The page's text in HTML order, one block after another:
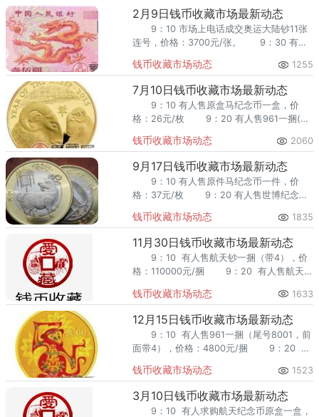
格：700元/张
2月9日钱币收藏市场最新动态
9：10 市场上电话成交奥运大陆钞11张
连号，价格：3700元/张。 9：30 有人
枚。 9：40 有人售8002一条，价格：
3.7元/枚
钱币收藏市场动态 1255
7月10日钱币收藏市场最新动态
9：10 有人售原盒马纪念币一盒，价
格：26元/枚 9：20 有人售961一捆(尾
9：30 有人售9
钱币收藏市场动态 2060
9月17日钱币收藏市场最新动态
9：10 有人售原件马纪念币一件，价
格：37元/枚 9：20 有人售世博纪念币
话成交原盒刘少奇纪念币一盒
钱币收藏市场动态 1835
11月30日钱币收藏市场最新动态
9：10 有人售航天钞一捆（带4），价
格：110000元/捆 9：20 有人售航天钞
钱币收藏市场动态 1633
12月15日钱币收藏市场最新动态
9：10 有人售961一捆（尾号8001，前
面带4），价格：4800元/捆 9：20 有
格
钱币收藏市场动态 1523
3月10日钱币收藏市场最新动态
9：10 有人求购航天纪念币原盒一盒，